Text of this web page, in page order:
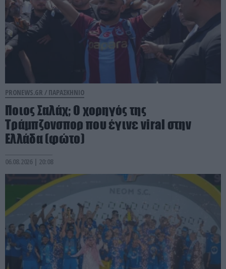
PRONEWS.GR / ΠΑΡΑΣΚΗΝΙΟ
Ποιος Σαλάχ; Ο χορηγός της
Τράμπζονσπορ που έγινε viral στην
Ελλάδα (φώτο)
06.08.2026 | 20:08